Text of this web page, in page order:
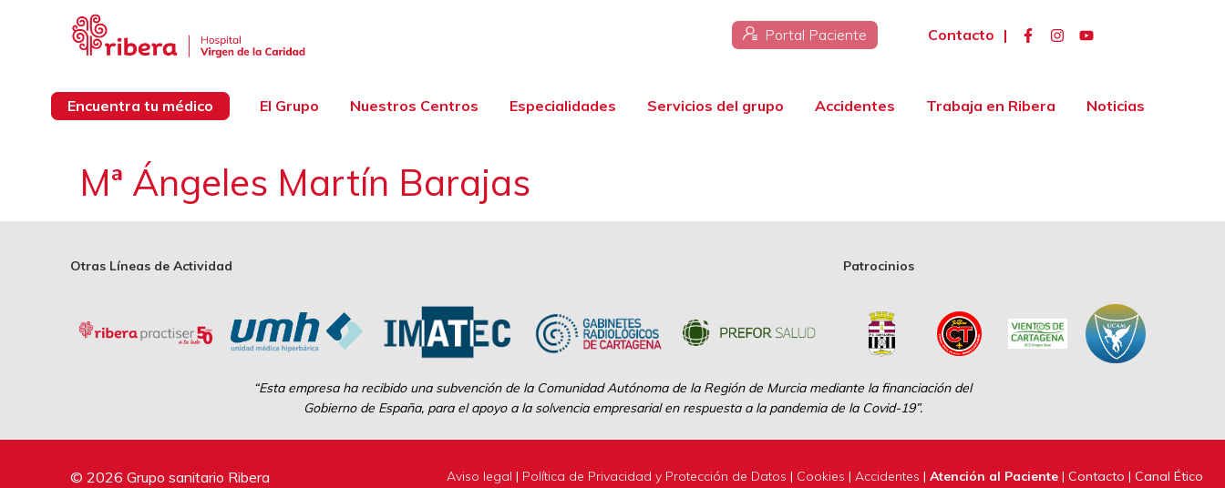
Portal Paciente Contacto |
Encuentra tu médico El Grupo Nuestros Centros Especialidades Servicios del grupo Accidentes Trabaja en Ribera Noticias
Mª Ángeles Martín Barajas
Otras Líneas de Actividad Patrocinios
“Esta empresa ha recibido una subvención de la Comunidad Autónoma de la Región de Murcia mediante la financiación del
Gobierno de España, para el apoyo a la solvencia empresarial en respuesta a la pandemia de la Covid-19”.
© 2026 Grupo sanitario Ribera Aviso legal | Política de Privacidad y Protección de Datos | Cookies | Accidentes | Atención al Paciente| Contacto | Canal Ético